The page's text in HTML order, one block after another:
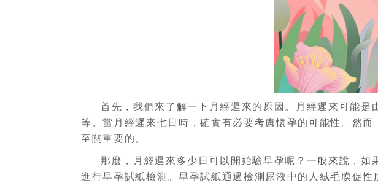
首先，我們來了解一下月經遲來的原因。月經遲來可能
等。當月經遲來七日時，確實有必要考慮懷孕的可能性。然
至關重要的。
那麼，月經遲來多少日可以開始驗早孕呢？一般來說，
進行早孕試紙檢測。早孕試紙通過檢測尿液中的人絨毛膜促